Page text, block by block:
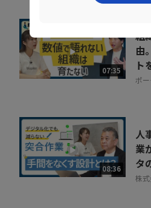
07:35
組
由
ト
ポ
08:36
人
業
タ
株